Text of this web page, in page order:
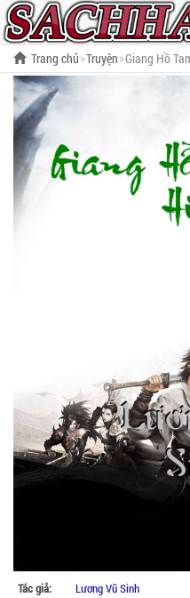
Trang chủ Truyện Giang Hồ
Tác giả:
Lương Vũ Sinh